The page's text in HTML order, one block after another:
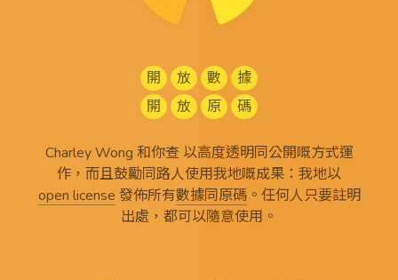
開 放 數
據
開
放 原 碼
Charley Wong 和你查 以高度透明同公開嘅方式運
作，而且鼓勵同路人使用我地嘅成果：我地以
open license 發佈所有數據同原碼。任何人只要註明
出處，都可以隨意使用。